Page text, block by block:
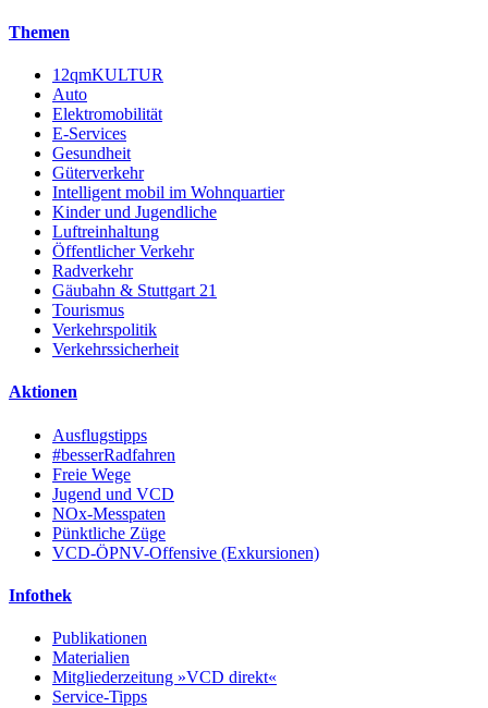
Themen
12qmKULTUR
Auto
Elektromobilität
E-Services
Gesundheit
Güterverkehr
Intelligent mobil im Wohnquartier
Kinder und Jugendliche
Luftreinhaltung
Öffentlicher Verkehr
Radverkehr
Gäubahn & Stuttgart 21
Tourismus
Verkehrspolitik
Verkehrssicherheit
Aktionen
Ausflugstipps
#besserRadfahren
Freie Wege
Jugend und VCD
NOx-Messpaten
Pünktliche Züge
VCD-ÖPNV-Offensive (Exkursionen)
Infothek
Publikationen
Materialien
Mitgliederzeitung »VCD direkt«
Service-Tipps